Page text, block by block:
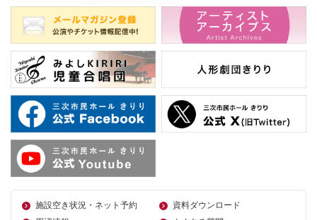
施設空き状況・ネット予約
資料ダウンロード